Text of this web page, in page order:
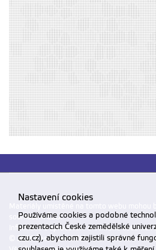
souhlasem ČZU.
Informace o zpracování a ochraně osobních
© 2026 Česká zemědělská univerzita v
Nastavení cookies
Používáme cookies a podobné
prezentacích České zemědělské
czu.cz), abychom zajistili správné